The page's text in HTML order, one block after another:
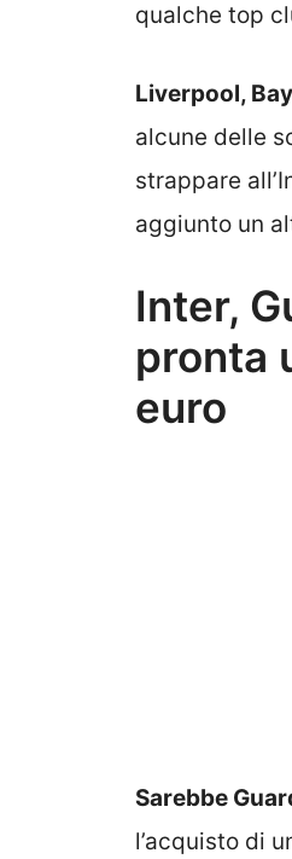
qualche top
Liverpool,
alcune delle
strappare
aggiunto un
Inter,
pronta
euro
Sarebbe
l’acquisto di